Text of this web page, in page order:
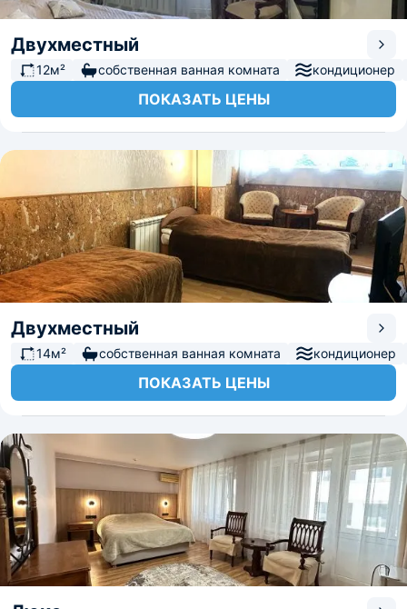
Двухместный
12м² собственная ванная комната кондиционер
ПОКАЗАТЬ ЦЕНЫ
Двухместный
14м² собственная ванная комната кондиционер
ПОКАЗАТЬ ЦЕНЫ